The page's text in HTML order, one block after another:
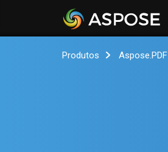
Produtos Aspose.PDF